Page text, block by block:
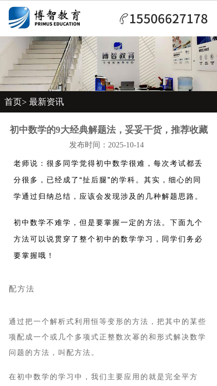
首页> 最新资讯
初中数学的9大经典解题法，妥妥干货，推荐收藏
发布时间：2025-10-14
老师说：很多同学觉得初中数学很难，每次考试都丢
分很多，已经成了“扯后腿”的学科。其实，细心的同
学通过归纳总结，应该会发现涉及的几种解题思路。
初中数学不难学，但是要掌握一定的方法。下面九个
方法可以说贯穿了整个初中的数学学习，同学们务必
要掌握哦！
配方法
通过把一个解析式利用恒等变形的方法，把其中的某些
项配成一个或几个多项式正整数次幂的和形式解决数学
问题的方法，叫配方法。
在初中数学的学习中，我们主要应用的就是完全平方